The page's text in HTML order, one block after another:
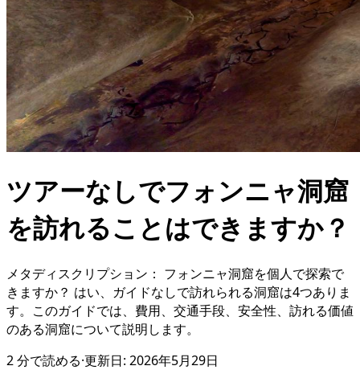
ツアーなしでフォンニャ洞窟
を訪れることはできますか？
メタディスクリプション： フォンニャ洞窟を個人で探索で
きますか？ はい、ガイドなしで訪れられる洞窟は4つありま
す。このガイドでは、費用、交通手段、安全性、訪れる価値
のある洞窟について説明します。
2分で読める·更新日: 2026年5月29日